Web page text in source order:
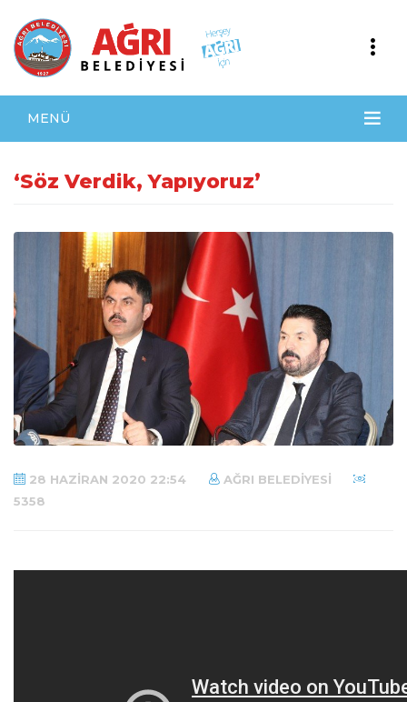
MENÜ
‘Söz Verdik, Yapıyoruz’
28 HAZIRAN 2020 22:54
AĞRI BELEDIYESI
5358